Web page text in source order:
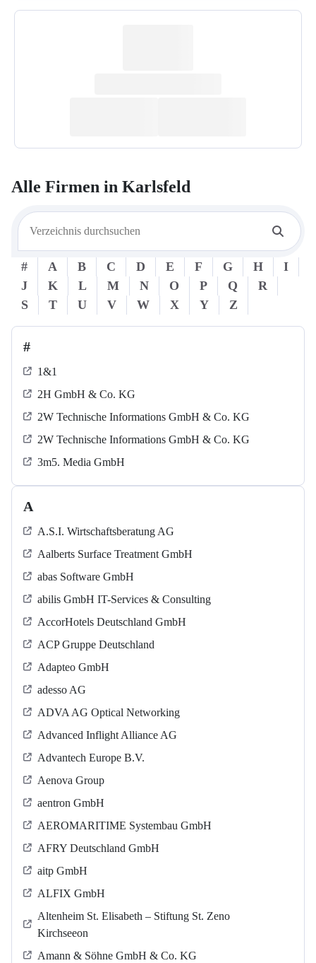
Alle Firmen in Karlsfeld
# A B C D E F G H
I
J
K L M N O P Q
R
S
T U V W X Y Z
#
1&1
2H GmbH & Co. KG
2W Technische Informations GmbH & Co. KG
2W Technische Informations GmbH & Co. KG
3m5. Media GmbH
A
A.S.I. Wirtschaftsberatung AG
Aalberts Surface Treatment GmbH
abas Software GmbH
abilis GmbH IT-Services & Consulting
AccorHotels Deutschland GmbH
ACP Gruppe Deutschland
Adapteo GmbH
adesso AG
ADVA AG Optical Networking
Advanced Inflight Alliance AG
Advantech Europe B.V.
Aenova Group
aentron GmbH
AEROMARITIME Systembau GmbH
AFRY Deutschland GmbH
aitp GmbH
ALFIX GmbH
Altenheim St. Elisabeth – Stiftung St. Zeno
Kirchseeon
Amann & Söhne GmbH & Co. KG